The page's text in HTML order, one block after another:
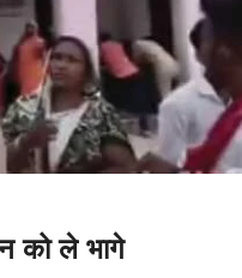
को ले भागे